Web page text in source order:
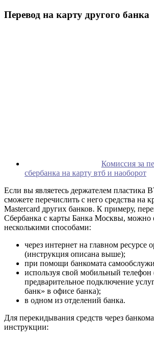
Перевод на карту другого банка
Комиссия за
сбербанка на карту втб и наоборот
Если вы являетесь держателем пластика
сможете перечислить с него средства на
Mastercard других банков. К примеру,
Сбербанка с карты Банка Москвы, можно
несколькими способами:
через интернет на главном ресурсе
(инструкция описана выше);
при помощи банкомата
используя свой мобильный телефон
предварительное подключение
банк» в офисе банка);
в одном из отделений банка.
Для перекидывания средств через
инструкции: